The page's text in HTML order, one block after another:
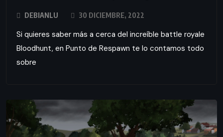
DEBIANLU 30 DICIEMBRE, 2022
Si quieres saber más a cerca del increíble battle royale
Bloodhunt, en Punto de Respawn te lo contamos todo
sobre